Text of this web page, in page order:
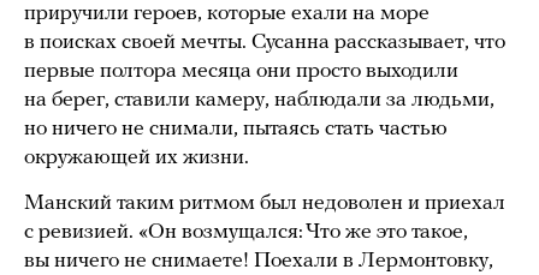
приручили героев, которые ехали на море
в поисках своей мечты. Сусанна рассказывает, что
первые полтора месяца они просто выходили
на берег, ставили камеру, наблюдали за людьми,
но ничего не снимали, пытаясь стать частью
окружающей их жизни.
Манский таким ритмом был недоволен и приехал
с ревизией. «Он возмущался: Что же это такое,
вы ничего не снимаете! Поехали в Лермонтовку,